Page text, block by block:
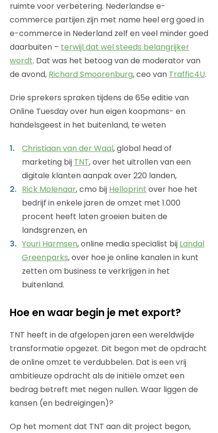
ruimte voor verbetering. Nederlandse e-
commerce partijen zijn met name heel erg goed in
e-commerce in Nederland zelf en veel minder goed
daarbuiten – terwijl dat wel steeds belangrijker
wordt. Dat was het betoog van de moderator van
de avond, Richard Smoorenburg, ceo van Traffic4U.
Drie sprekers spraken tijdens de 65e editie van
Online Tuesday over hun eigen koopmans- en
handelsgeest in het buitenland, te weten
Christiaan van der Waal, global head of
marketing bij TNT, over het uitrollen van een
digitale klanten aanpak over 220 landen,
Rick Molenaar, cmo bij Helloprint over hoe het
bedrijf in enkele jaren de omzet met 1.000
procent heeft laten groeien buiten de
landsgrenzen, en
Youri Harmsen, online media specialist bij Landal
Greenparks, over hoe je online kanalen in kunt
zetten om business te verkrijgen in het
buitenland.
Hoe en waar begin je met export?
TNT heeft in de afgelopen jaren een wereldwijde
transformatie opgezet. Dit begon met de opdracht
de online omzet te verdubbelen. Dat is een vrij
ambitieuze opdracht als de initiële omzet een
bedrag betreft met negen nullen. Waar liggen de
kansen (en bedreigingen)?
Op het moment dat TNT aan dit project begon,